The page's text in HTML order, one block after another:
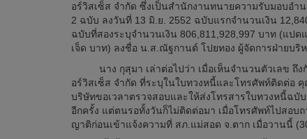
อร์วิสเซ็ส จำกัด ซึ่งเป็นสำนักงานทนายความรับมอบอ
2 ฉบับ ลงวันที่ 13 มิ.ย. 2552 ฉบับแรกจำนวนเงิน
ฉบับที่สองระบุจำนวนเงิน 806,811,928,997 บาท (แป
เจ็ด บาท) ลงชื่อ น.ส.ณัฐกานต์ โปยทอง ผู้จัดการฝ่ายบริ
นาง กุสุมา เล่าต่อไปว่า เมื่อเห็นจำนวนตัวเลข ถึงกั
อร์วิสเซ็ส จำกัด ที่ระบุในใบทวงหนี้และโทรศัพท์ติดต่อ
บริษัทขอเวลาตรวจสอบและให้ส่งโทรสารใบทวงหนี้ฉบั
อีกครั้ง แต่ตนรอทั้งวันก็ไม่ติดต่อมา เมื่อโทรศัพท์ไปสอบ
ญาติก่อนเข้าแจ้งความที่ สภ.แม่สอด จ.ตาก เมื่อวานนี้